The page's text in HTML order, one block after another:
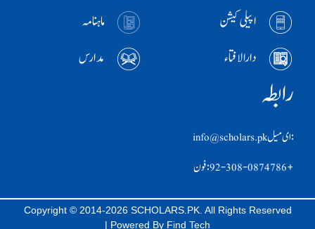
اپیلی کیشن
ماہنامہ
دارالافتاء
مدارس
رابطہ
:ای ميل info@scholars.pk
+92-308-0874786 :فون
Copyright © 2014-2026 SCHOLARS.PK. All Rights Reserved
| Powered By Find Tech